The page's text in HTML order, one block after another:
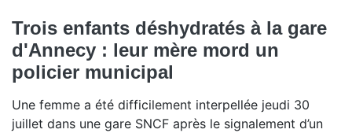
Trois enfants déshydratés à la gare
d'Annecy : leur mère mord un
policier municipal
Une femme a été difficilement interpellée jeudi 30
juillet dans une gare SNCF après le signalement d’un